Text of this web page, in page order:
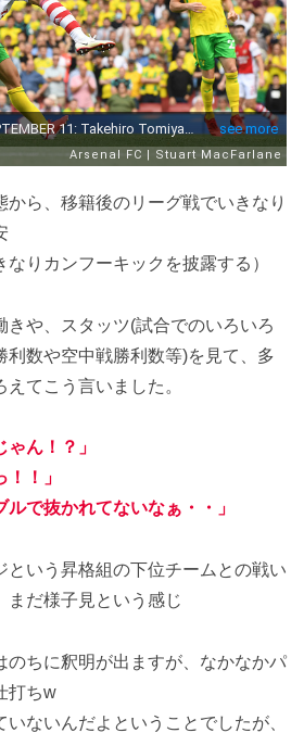
から、移籍後のリーグ戦でいきなり
なりカンフーキックを披露する）
きや、スタッツ(試合でのいろいろ
利数や空中戦勝利数等)を見て、多
てこう言いました。
ゃん ！ ？」
！！」
ルで抜かれてないなぁ・・」
という昇格組の下位チームとの戦い
まだ様子見という感じ
のちに釈明が出ますが、なかなかパ
打ちw
ないんだよということでしたが、